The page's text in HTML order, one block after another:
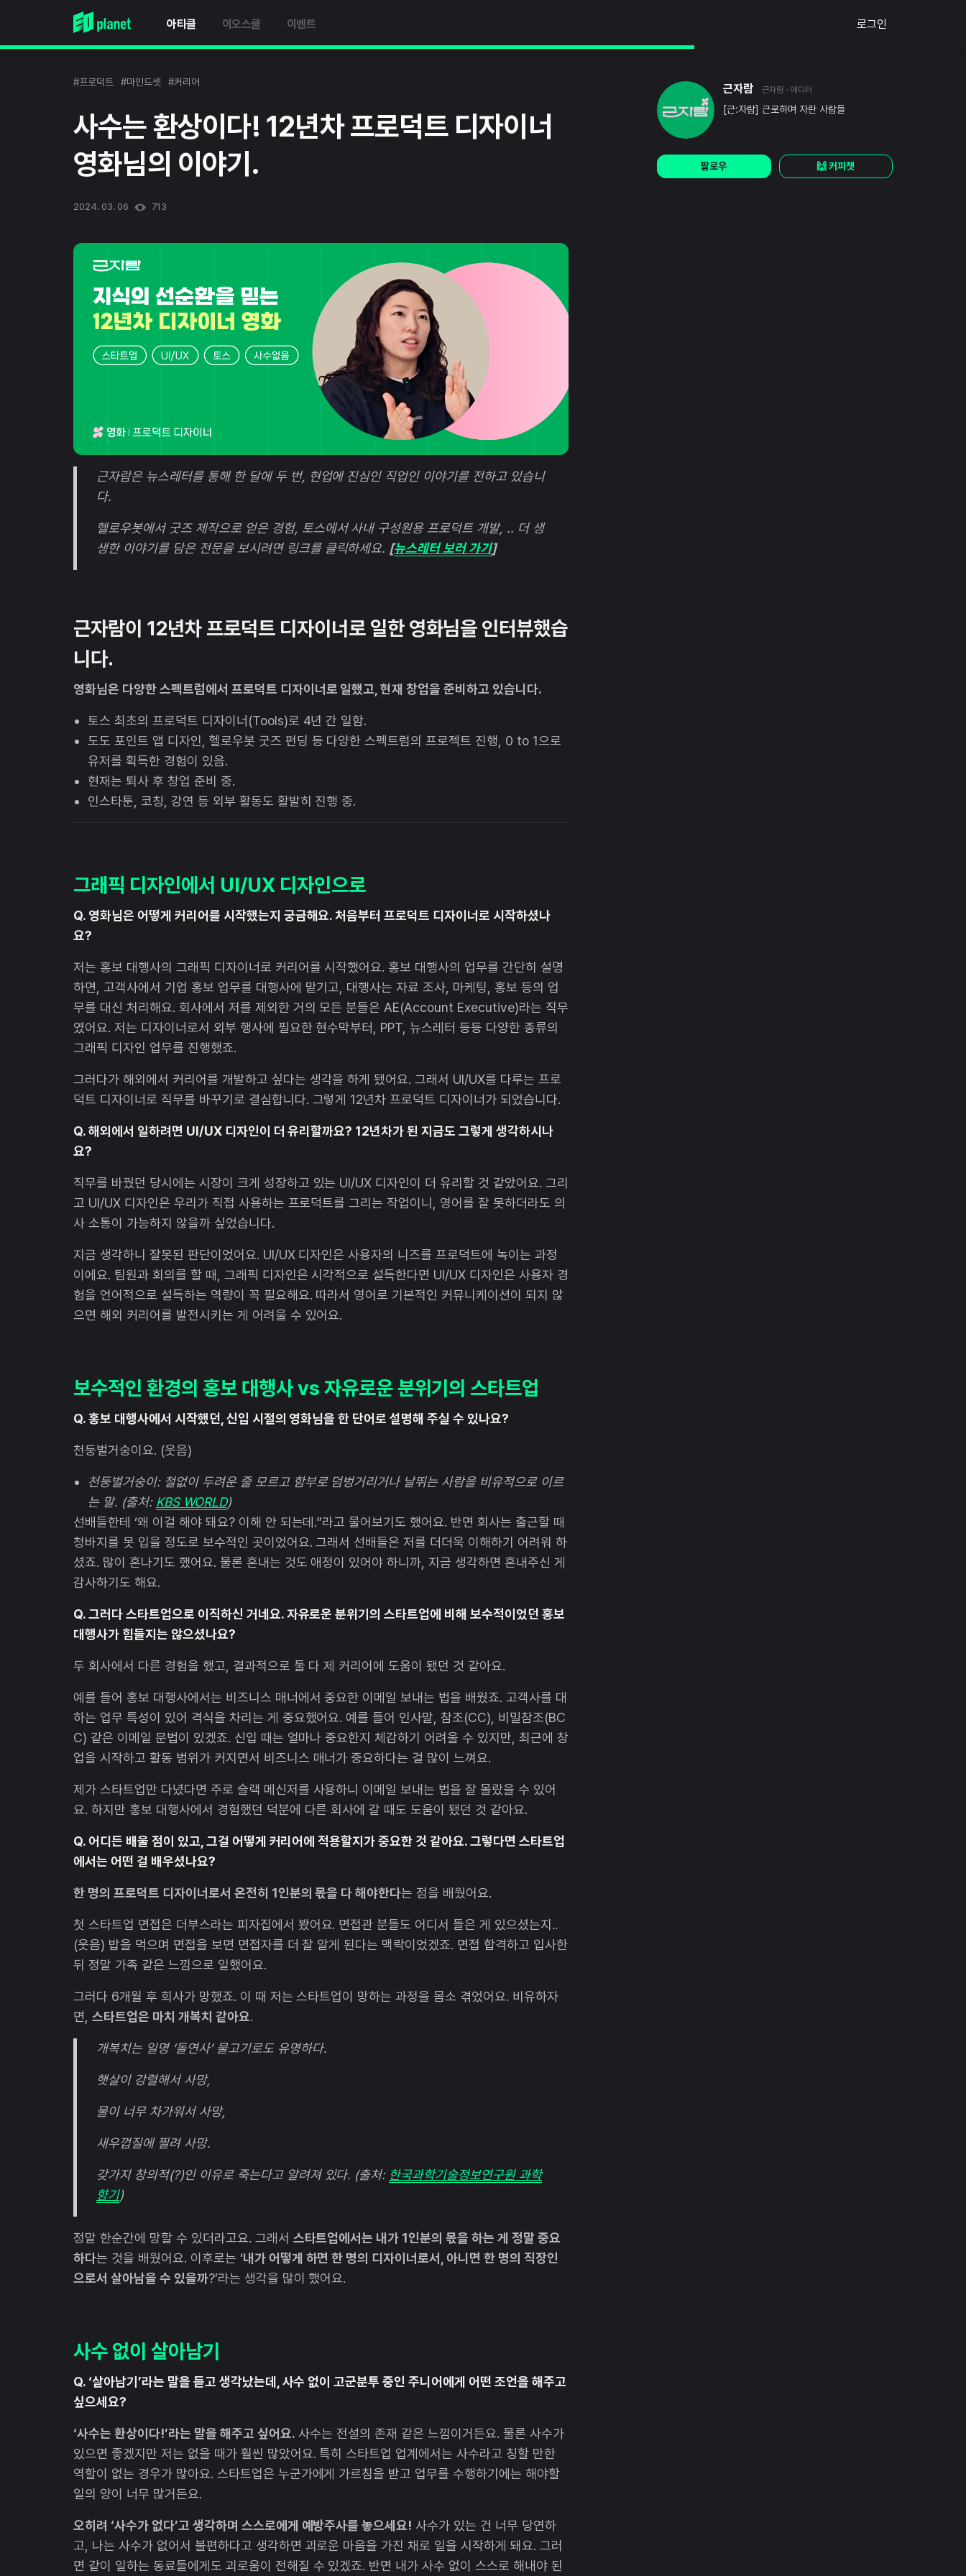
아티클 이오스쿨 이벤트 로그인
#프로덕트 #마인드셋 #커리어
사수는 환상이다! 12년차 프로덕트 디자이너
영화님의 이야기.
2024. 03. 06 713
근자람은 뉴스레터를 통해 한 달에 두 번, 현업에 진심인 직업인 이야기를 전하고 있습니
다.
헬로우봇에서 굿즈 제작으로 얻은 경험, 토스에서 사내 구성원용 프로덕트 개발, .. 더 생
생한 이야기를 담은 전문을 보시려면 링크를 클릭하세요. [뉴스레터 보러 가기]
근자람이 12년차 프로덕트 디자이너로 일한 영화님을 인터뷰했습
니다.
영화님은 다양한 스펙트럼에서 프로덕트 디자이너로 일했고, 현재 창업을 준비하고 있습니다.
토스 최초의 프로덕트 디자이너(Tools)로 4년 간 일함.
도도 포인트 앱 디자인, 헬로우봇 굿즈 펀딩 등 다양한 스펙트럼의 프로젝트 진행, 0 to 1으로
유저를 획득한 경험이 있음.
현재는 퇴사 후 창업 준비 중.
인스타툰, 코칭, 강연 등 외부 활동도 활발히 진행 중.
그래픽 디자인에서 UI/UX 디자인으로
Q. 영화님은 어떻게 커리어를 시작했는지 궁금해요. 처음부터 프로덕트 디자이너로 시작하셨나
요?
저는 홍보 대행사의 그래픽 디자이너로 커리어를 시작했어요. 홍보 대행사의 업무를 간단히 설명
하면, 고객사에서 기업 홍보 업무를 대행사에 맡기고, 대행사는 자료 조사, 마케팅, 홍보 등의 업
무를 대신 처리해요. 회사에서 저를 제외한 거의 모든 분들은 AE(Account Executive)라는 직무
였어요. 저는 디자이너로서 외부 행사에 필요한 현수막부터, PPT, 뉴스레터 등등 다양한 종류의
그래픽 디자인 업무를 진행했죠.
그러다가 해외에서 커리어를 개발하고 싶다는 생각을 하게 됐어요. 그래서 UI/UX를 다루는 프로
덕트 디자이너로 직무를 바꾸기로 결심합니다. 그렇게 12년차 프로덕트 디자이너가 되었습니다.
Q. 해외에서 일하려면 UI/UX 디자인이 더 유리할까요? 12년차가 된 지금도 그렇게 생각하시나
요?
직무를 바꿨던 당시에는 시장이 크게 성장하고 있는 UI/UX 디자인이 더 유리할 것 같았어요. 그리
고 UI/UX 디자인은 우리가 직접 사용하는 프로덕트를 그리는 작업이니, 영어를 잘 못하더라도 의
사 소통이 가능하지 않을까 싶었습니다.
지금 생각하니 잘못된 판단이었어요. UI/UX 디자인은 사용자의 니즈를 프로덕트에 녹이는 과정
이에요. 팀원과 회의를 할 때, 그래픽 디자인은 시각적으로 설득한다면 UI/UX 디자인은 사용자 경
험을 언어적으로 설득하는 역량이 꼭 필요해요. 따라서 영어로 기본적인 커뮤니케이션이 되지 않
으면 해외 커리어를 발전시키는 게 어려울 수 있어요.
보수적인 환경의 홍보 대행사 vs 자유로운 분위기의 스타트업
Q. 홍보 대행사에서 시작했던, 신입 시절의 영화님을 한 단어로 설명해 주실 수 있나요?
천둥벌거숭이요. (웃음)
천둥벌거숭이: 철없이 두려운 줄 모르고 함부로 덤벙거리거나 날뛰는 사람을 비유적으로 이르
는 말. (출처: KBS WORLD)
선배들한테 ‘왜 이걸 해야 돼요? 이해 안 되는데.”라고 물어보기도 했어요. 반면 회사는 출근할 때
청바지를 못 입을 정도로 보수적인 곳이었어요. 그래서 선배들은 저를 더더욱 이해하기 어려워 하
셨죠. 많이 혼나기도 했어요. 물론 혼내는 것도 애정이 있어야 하니까, 지금 생각하면 혼내주신 게
감사하기도 해요.
Q. 그러다 스타트업으로 이직하신 거네요. 자유로운 분위기의 스타트업에 비해 보수적이었던 홍보
대행사가 힘들지는 않으셨나요?
두 회사에서 다른 경험을 했고, 결과적으로 둘 다 제 커리어에 도움이 됐던 것 같아요.
예를 들어 홍보 대행사에서는 비즈니스 매너에서 중요한 이메일 보내는 법을 배웠죠. 고객사를 대
하는 업무 특성이 있어 격식을 차리는 게 중요했어요. 예를 들어 인사말, 참조(CC), 비밀참조(BC
C) 같은 이메일 문법이 있겠죠. 신입 때는 얼마나 중요한지 체감하기 어려울 수 있지만, 최근에 창
업을 시작하고 활동 범위가 커지면서 비즈니스 매너가 중요하다는 걸 많이 느껴요.
제가 스타트업만 다녔다면 주로 슬랙 메신저를 사용하니 이메일 보내는 법을 잘 몰랐을 수 있어
요. 하지만 홍보 대행사에서 경험했던 덕분에 다른 회사에 갈 때도 도움이 됐던 것 같아요.
Q. 어디든 배울 점이 있고, 그걸 어떻게 커리어에 적용할지가 중요한 것 같아요. 그렇다면 스타트업
에서는 어떤 걸 배우셨나요?
한 명의 프로덕트 디자이너로서 온전히 1인분의 몫을 다 해야한다는 점을 배웠어요.
첫 스타트업 면접은 더부스라는 피자집에서 봤어요. 면접관 분들도 어디서 들은 게 있으셨는지..
(웃음) 밥을 먹으며 면접을 보면 면접자를 더 잘 알게 된다는 맥락이었겠죠. 면접 합격하고 입사한
뒤 정말 가족 같은 느낌으로 일했어요.
그러다 6개월 후 회사가 망했죠. 이 때 저는 스타트업이 망하는 과정을 몸소 겪었어요. 비유하자
면, 스타트업은 마치 개복치 같아요.
개복치는 일명 ‘돌연사’ 물고기로도 유명하다.
햇살이 강렬해서 사망,
물이 너무 차가워서 사망,
새우껍질에 찔려 사망.
갖가지 창의적(?)인 이유로 죽는다고 알려져 있다. (출처: 한국과학기술정보연구원 과학
향기)
정말 한순간에 망할 수 있더라고요. 그래서 스타트업에서는 내가 1인분의 몫을 하는 게 정말 중요
하다는 것을 배웠어요. 이후로는 ‘내가 어떻게 하면 한 명의 디자이너로서, 아니면 한 명의 직장인
으로서 살아남을 수 있을까?’라는 생각을 많이 했어요.
사수 없이 살아남기
Q. ‘살아남기’라는 말을 듣고 생각났는데, 사수 없이 고군분투 중인 주니어에게 어떤 조언을 해주고
싶으세요?
‘사수는 환상이다!’라는 말을 해주고 싶어요. 사수는 전설의 존재 같은 느낌이거든요. 물론 사수가
있으면 좋겠지만 저는 없을 때가 훨씬 많았어요. 특히 스타트업 업계에서는 사수라고 칭할 만한
역할이 없는 경우가 많아요. 스타트업은 누군가에게 가르침을 받고 업무를 수행하기에는 해야할
일의 양이 너무 많거든요.
오히려 ‘사수가 없다’고 생각하며 스스로에게 예방주사를 놓으세요! 사수가 있는 건 너무 당연하
고, 나는 사수가 없어서 불편하다고 생각하면 괴로운 마음을 가진 채로 일을 시작하게 돼요. 그러
면 같이 일하는 동료들에게도 괴로움이 전해질 수 있겠죠. 반면 내가 사수 없이 스스로 해내야 된
근자람 근자람 · 에디터
[근:자람] 근로하며 자란 사람들
팔로우 🙌 커피챗